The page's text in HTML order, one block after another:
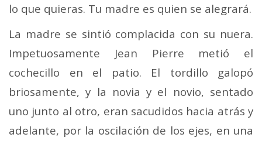
lo que quieras. Tu madre es quien se alegrará.
La madre se sintió complacida con su nuera.
Impetuosa­mente Jean Pierre metió el
cochecillo en el patio. El tordillo galopó
briosamente, y la novia y el novio, sentado
uno junto al otro, eran sacudidos hacia atrás y
adelante, por la oscilación de los ejes, en una